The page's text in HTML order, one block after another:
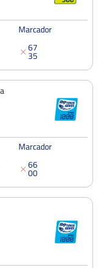
49
Marcador
6
3
7
5
Marcador
6
0
6
0